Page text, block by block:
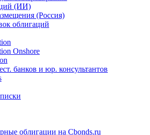
& Карты рынка
(ИИ)
(Россия)
облигаций
Onshore
банков и юр. консультантов